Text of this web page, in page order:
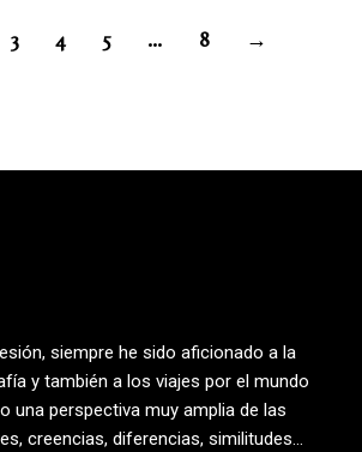
3 4 5 … 8 →
siempre he sido aficionado a la
y también a los viajes por el mundo
una perspectiva muy amplia de las
creencias, diferencias, similitudes…